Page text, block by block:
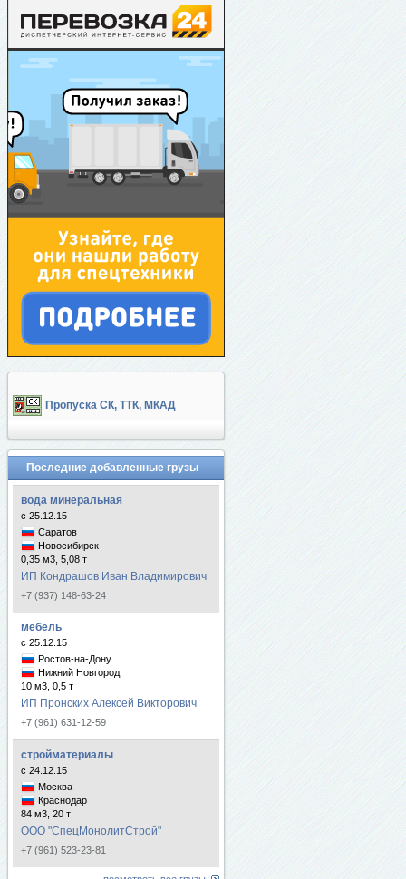
Пропуска СК, ТТК, МКАД
Последние добавленные грузы
вода минеральная
с 25.12.15
Саратов
Новосибирск
0,35 м3, 5,08 т
ИП Кондрашов Иван Владимирович
+7 (937) 148-63-24
мебель
с 25.12.15
Ростов-на-Дону
Нижний Новгород
10 м3, 0,5 т
ИП Пронских Алексей Викторович
+7 (961) 631-12-59
стройматериалы
с 24.12.15
Москва
Краснодар
84 м3, 20 т
ООО "СпецМонолитСтрой"
+7 (961) 523-23-81